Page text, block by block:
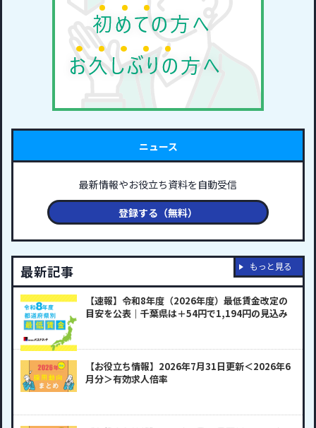
ニュース
最新情報やお役立ち資料を自動受信
登録する（無料）
最新記事
【速報】令和8年度（2026年度）最低賃金改定の
目安を公表｜千葉県は＋54円で1,194円の見込み
【お役立ち情報】2026年7月31日更新＜2026年6
月分＞有効求人倍率
もっと見る